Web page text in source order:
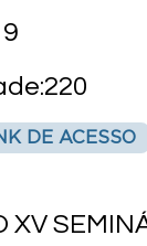
DE ACESSO
XV